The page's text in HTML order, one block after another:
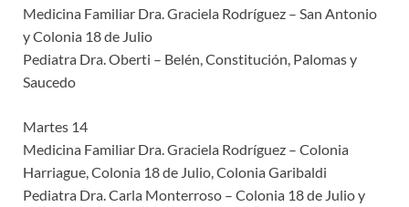
Medicina Familiar Dra. Graciela Rodríguez – San Antonio
y Colonia 18 de Julio
Pediatra Dra. Oberti – Belén, Constitución, Palomas y
Saucedo
Martes 14
Medicina Familiar Dra. Graciela Rodríguez – Colonia
Harriague, Colonia 18 de Julio, Colonia Garibaldi
Pediatra Dra. Carla Monterroso – Colonia 18 de Julio y